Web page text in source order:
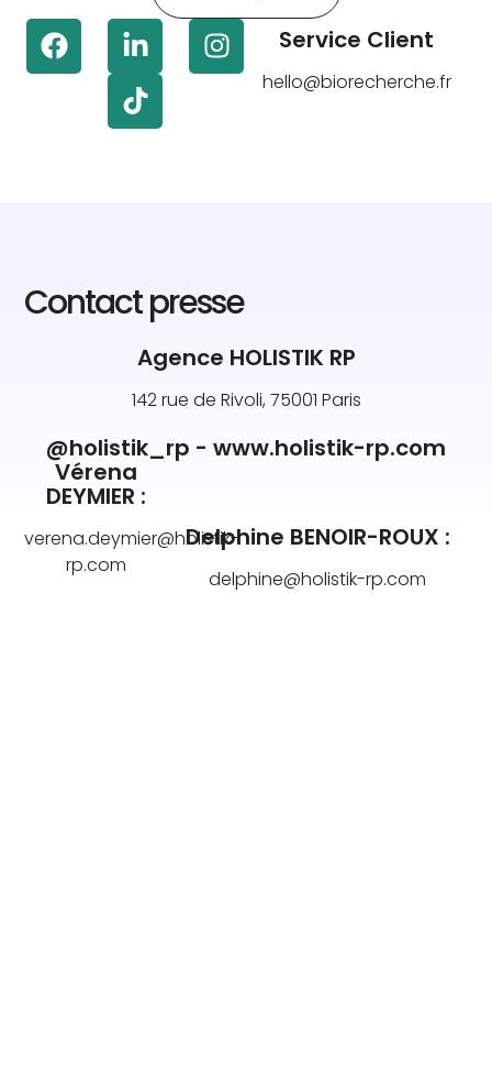
Service Client
hello@biorecherche.fr
Contact presse
Agence HOLISTIK RP
142 rue de Rivoli, 75001 Paris
@holistik_rp - www.holistik-rp.com
Vérena
DEYMIER :
verena.deymier@holistik-
rp.com
Delphine BENOIR-ROUX :
delphine@holistik-rp.com